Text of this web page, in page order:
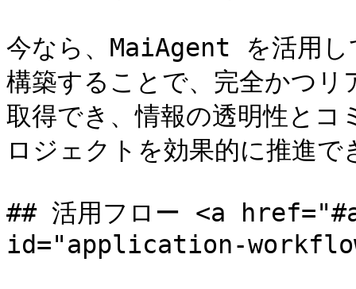
今なら、MaiAgent を活用し
構築することで、完全かつリ
取得でき、情報の透明性とコ
ロジェクトを効果的に推進で
## 活用フロー <a
id="application-